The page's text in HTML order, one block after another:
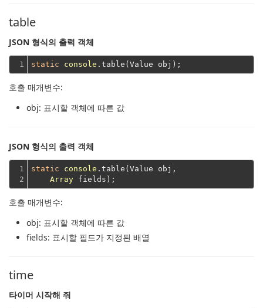
table
JSON 형식의 출력 객체
1 static console
호출 매개변수:
obj: 표시할 객체에 따른 값
JSON 형식의 출력 객체
1
2
static console .table(Value obj,
Array
호출 매개변수:
obj: 표시할 객체에 따른 값
fields: 표시할 필드가 지정된 배열
time
타이머 시작해 줘